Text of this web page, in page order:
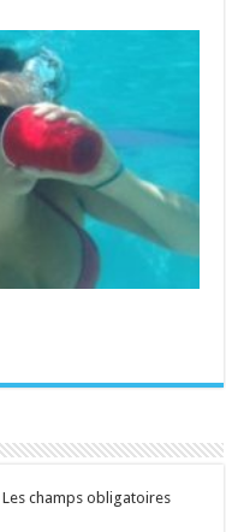
Les champs obligatoires